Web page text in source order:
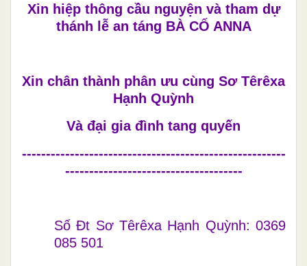
Xin hiệp thông cầu nguyện và tham dự
thánh lễ an táng BÀ CỐ ANNA
Xin chân thành phân ưu cùng Sơ Têrêxa
Hạnh Quỳnh
Và đại gia đình tang quyến
-------------------------------------------------------
-------------------------------------
Số Đt Sơ Têrêxa Hạnh Quỳnh: 0369
085 501